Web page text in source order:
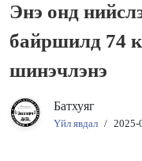
Энэ онд
байршилд 74
шинэчлэнэ
Батхуяг
Үйл явдал / 2025-